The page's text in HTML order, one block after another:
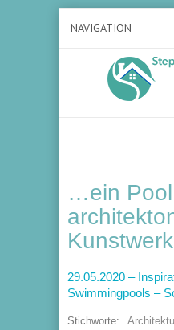
…ein
Kunstwerk
29.05.2020 –
Swimmingpools –
Stichworte: